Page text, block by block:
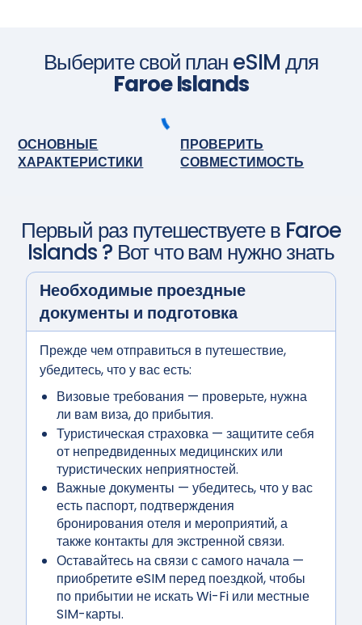
Сфотографируйте камерой
Выберите свой план eSIM для
Faroe Islands
ОСНОВНЫЕ
ХАРАКТЕРИСТИКИ
ПРОВЕРИТЬ
СОВМЕСТИМОСТЬ
Первый раз путешествуете в Faroe
Islands? Вот что вам нужно знать
Необходимые проездные
документы и подготовка
Прежде чем отправиться в путешествие,
убедитесь, что у вас есть:
Визовые требования — проверьте, нужна
ли вам виза, до прибытия.
Туристическая страховка — защитите себя
от непредвиденных медицинских или
туристических неприятностей.
Важные документы — убедитесь, что у вас
есть паспорт, подтверждения
бронирования отеля и мероприятий, а
также контакты для экстренной связи.
Оставайтесь на связи с самого начала —
приобретите eSIM перед поездкой, чтобы
по прибытии не искать Wi-Fi или местные
SIM-карты.